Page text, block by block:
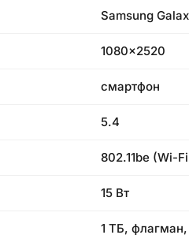
Samsung
1080x2520
смартфон
5.4
802.11be (Wi-
15 Вт
1 ТБ,